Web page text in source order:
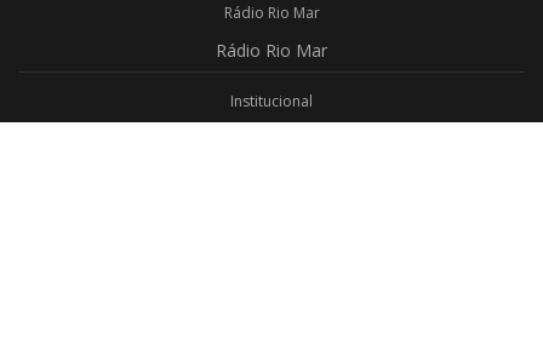
Rádio Rio Mar
Rádio Rio Mar
Institucional